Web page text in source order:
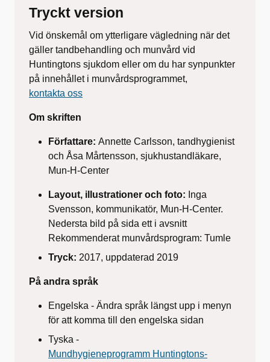
Tryckt version
Vid önskemål om ytterligare vägledning när det
gäller tandbehandling och munvård vid
Huntingtons sjukdom eller om du har synpunkter
på innehållet i munvårdsprogrammet,
kontakta oss
Om skriften
Författare: Annette Carlsson, tandhygienist
och Åsa Mårtensson, sjukhustandläkare,
Mun-H-Center
Layout, illustrationer och foto: Inga
Svensson, kommunikatör, Mun-H-Center.
Nedersta bild på sida ett i avsnitt
Rekommenderat munvårdsprogram: Tumle
Tryck: 2017, uppdaterad 2019
På andra språk
Engelska - Ändra språk längst upp i menyn
för att komma till den engelska sidan
Tyska -
Mundhygieneprogramm Huntingtons-